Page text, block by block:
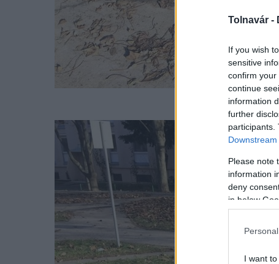
Tolnavár -
If you wish
sensitive
confirm your
continue
information
further
participants.
Please note
information
deny
in below
I want